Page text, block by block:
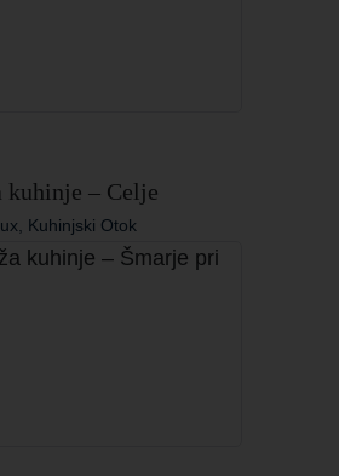
kuhinje – Celje
Kuhinjski Otok